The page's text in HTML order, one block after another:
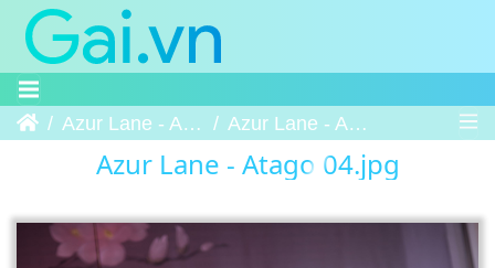
Trang chủAzur Lane - Atago Azur Lane - Atago 04
Azur Lane - Atago 04.jpg